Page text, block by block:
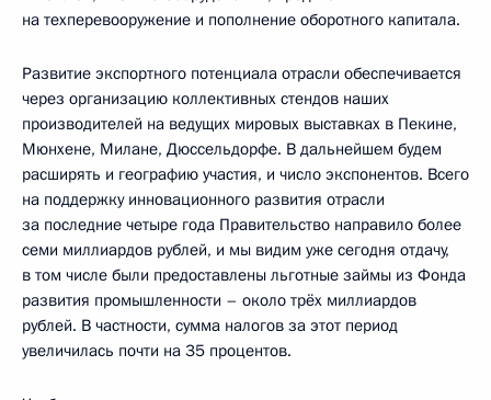
на техперевооружение и пополнение оборотного капитала.
Развитие экспортного потенциала отрасли обеспечивается
через организацию коллективных стендов наших
производителей на ведущих мировых выставках в Пекине,
Мюнхене, Милане, Дюссельдорфе. В дальнейшем будем
расширять и географию участия, и число экспонентов. Всего
на поддержку инновационного развития отрасли
за последние четыре года Правительство направило более
семи миллиардов рублей, и мы видим уже сегодня отдачу,
в том числе были предоставлены льготные займы из Фонда
развития промышленности – около трёх миллиардов
рублей. В частности, сумма налогов за этот период
увеличилась почти на 35 процентов.